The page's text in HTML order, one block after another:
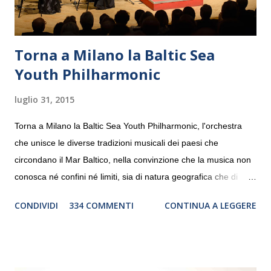
Torna a Milano la Baltic Sea
Youth Philharmonic
luglio 31, 2015
Torna a Milano la Baltic Sea Youth Philharmonic, l'orchestra
che unisce le diverse tradizioni musicali dei paesi che
circondano il Mar Baltico, nella convinzione che la musica non
conosca né confini né limiti, sia di natura geografica che di
debutterà il 10 settembre a Heiden, in Germania, e toccherà, in
CONDIVIDI 334 COMMENTI CONTINUA A LEGGERE